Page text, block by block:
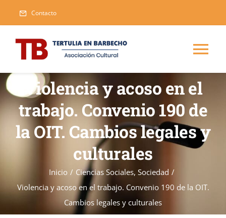
contenido
Contacto
Publicaciones Nueva
Violencia y acoso en el
trabajo. Convenio 190 de
la OIT. Cambios legales y
culturales
Inicio / Ciencias Sociales, Sociedad /
Violencia y acoso en el trabajo. Convenio 190 de la OIT.
Cambios legales y culturales